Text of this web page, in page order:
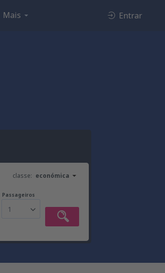
Mais Entrar
classe: económica
Passageiros
1